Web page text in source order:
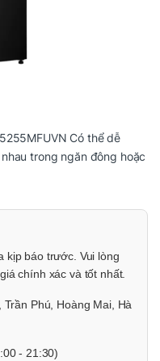
Có thể dễ
trong ngăn đông hoặc
kịp báo trước. Vui lòng
chính xác và tốt nhất.
Phú, Hoàng Mai, Hà
- 21:30)